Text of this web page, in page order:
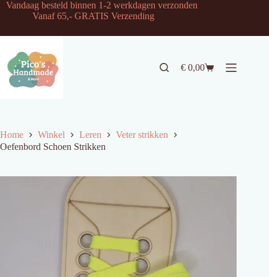
Ga
inhoud
Vandaag besteld binnen 1-2 werkdagen verzonden
Vanaf 65,- GRATIS Verzending
Winkelwagen
€ 0,00
Home Winkel Leren
Veter strikken
Oefenbord Schoen Strikken